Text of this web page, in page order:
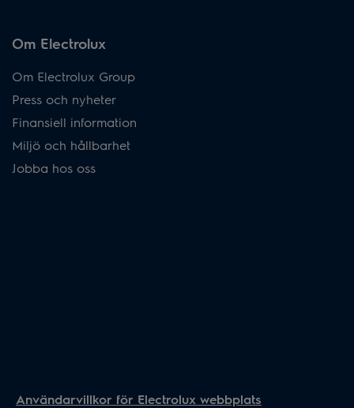
Om Electrolux
Om Electrolux Group
Press och nyheter
Finansiell information
Miljö och hållbarhet
Jobba hos oss
Användarvillkor för Electrolux webbplats